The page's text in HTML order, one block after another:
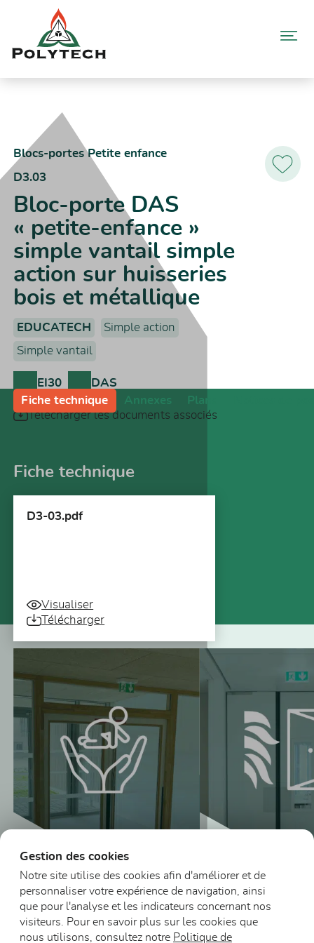
contenu
action sur huisseries bois et métallique
Ajoutez
Blocs-portes Petite enfance
D3.03
Bloc-porte DAS
« petite-enfance »
simple vantail simple
action sur huisseries
bois et métallique
EDUCATECH
Simple action
Simple vantail
EI30 DAS
Télécharger les documents associés
Fiche technique Annexes Plans
Fiche technique
D3-03.pdf
Visualiser
Télécharger
Blocs-portes vitrés
en bois Petite
enfance
Blocs-portes
Gestion des cookies
Notre site utilise des cookies afin d'améliorer et de
personnaliser votre expérience de navigation, ainsi
que pour l'analyse et les indicateurs concernant nos
visiteurs. Pour en savoir plus sur les cookies que
nous utilisons, consultez notre Politique de